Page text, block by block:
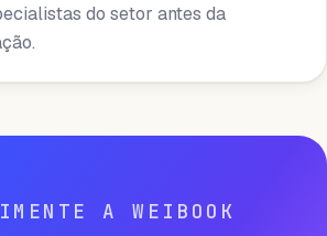
do setor antes da
A WEIBOOK